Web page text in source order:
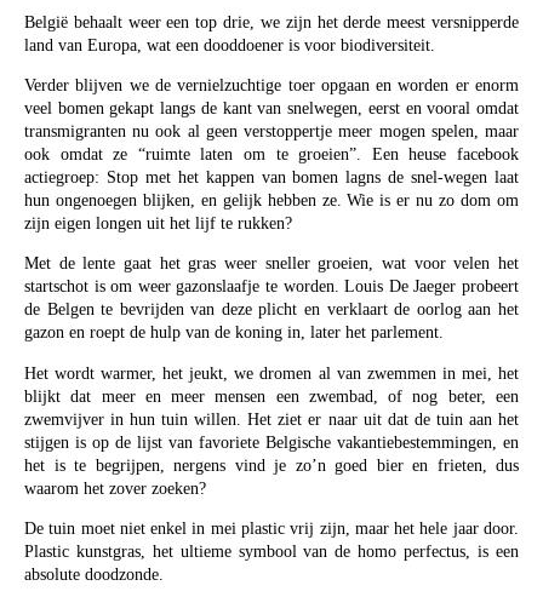
België behaalt weer een top drie, we zijn het derde meest versnipperde
land van Europa, wat een dooddoener is voor biodiversiteit.
Verder blijven we de vernielzuchtige toer opgaan en worden er enorm
veel bomen gekapt langs de kant van snelwegen, eerst en vooral omdat
transmigranten nu ook al geen verstoppertje meer mogen spelen, maar
ook omdat ze “ruimte laten om te groeien”. Een heuse facebook
actiegroep: Stop met het kappen van bomen lagns de snel-wegen laat
hun ongenoegen blijken, en gelijk hebben ze. Wie is er nu zo dom om
zijn eigen longen uit het lijf te rukken?
Met de lente gaat het gras weer sneller groeien, wat voor velen het
startschot is om weer gazonslaafje te worden. Louis De Jaeger probeert
de Belgen te bevrijden van deze plicht en verklaart de oorlog aan het
gazon en roept de hulp van de koning in, later het parlement.
Het wordt warmer, het jeukt, we dromen al van zwemmen in mei, het
blijkt dat meer en meer mensen een zwembad, of nog beter, een
zwemvijver in hun tuin willen. Het ziet er naar uit dat de tuin aan het
stijgen is op de lijst van favoriete Belgische vakantiebestemmingen, en
het is te begrijpen, nergens vind je zo’n goed bier en frieten, dus
waarom het zover zoeken?
De tuin moet niet enkel in mei plastic vrij zijn, maar het hele jaar door.
Plastic kunstgras, het ultieme symbool van de homo perfectus, is een
absolute doodzonde.